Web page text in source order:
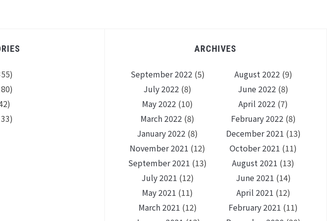
ARCHIVES
September 2022 (5) August 2022 (9)
July 2022 (8) June 2022 (8)
May 2022 (10) April 2022 (7)
March 2022 (8) February 2022 (8)
January 2022 (8) December 2021 (13)
November 2021 (12) October 2021 (11)
September 2021 (13) August 2021 (13)
July 2021 (12) June 2021 (14)
May 2021 (11) April 2021 (12)
March 2021 (12) February 2021 (11)